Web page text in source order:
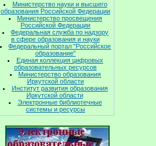
Министерство науки и высшего
образования Российской Федерации
Министерство просвещения
Российской Федерации
Федеральная служба по надзору
в сфере образования и науки
Федеральный портал "Российское
образование"
Единая коллекция цифровых
образовательных ресурсов
Министерство образования
Иркутской области
Институт развития образования
Иркутской области
Электронные библиотечные
системы и ресурсы